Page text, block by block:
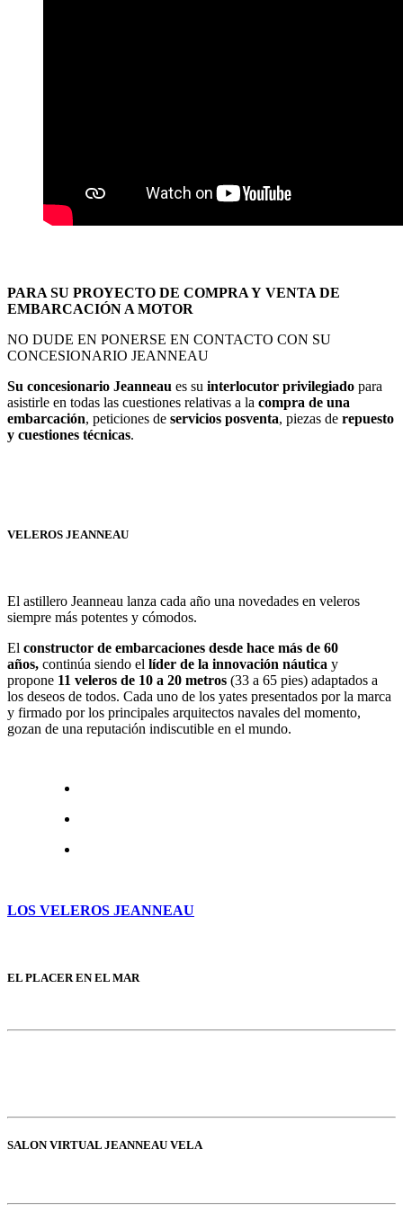
PARA SU PROYECTO DE COMPRA Y VENTA DE
EMBARCACIÓN A MOTOR
NO DUDE EN PONERSE EN CONTACTO CON SU
CONCESIONARIO JEANNEAU
Su concesionario Jeanneau es su interlocutor privilegiado para
asistirle en todas las cuestiones relativas a la compra de una
embarcación, peticiones de servicios posventa, piezas de repuesto
y cuestiones técnicas.
VELEROS JEANNEAU
El astillero Jeanneau lanza cada año una novedades en veleros
siempre más potentes y cómodos.
El constructor de embarcaciones desde hace más de 60
años, continúa siendo el líder de la innovación náutica y
propone 11 veleros de 10 a 20 metros (33 a 65 pies) adaptados a
los deseos de todos. Cada uno de los yates presentados por la marca
y firmado por los principales arquitectos navales del momento,
gozan de una reputación indiscutible en el mundo.
LOS VELEROS JEANNEAU
EL PLACER EN EL MAR
SALON VIRTUAL JEANNEAU VELA